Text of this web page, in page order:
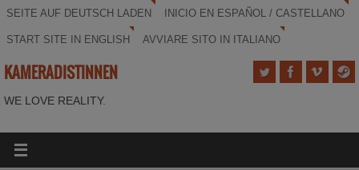
SEITE AUF DEUTSCH LADEN INICIO EN ESPAÑOL / CASTELLANO
START SITE IN ENGLISH AVVIARE SITO IN ITALIANO
KAMERADISTINNEN
WE LOVE REALITY.